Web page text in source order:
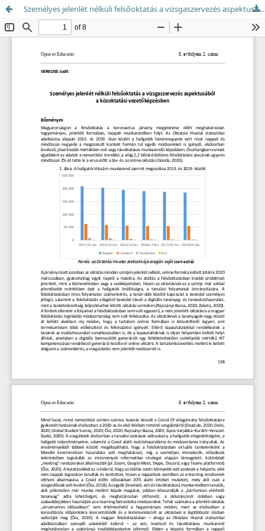
Személyes jelenlét nélküli felsőoktatás a vizsgaszervezés aspektusából a közoktatási vezetőképzésben